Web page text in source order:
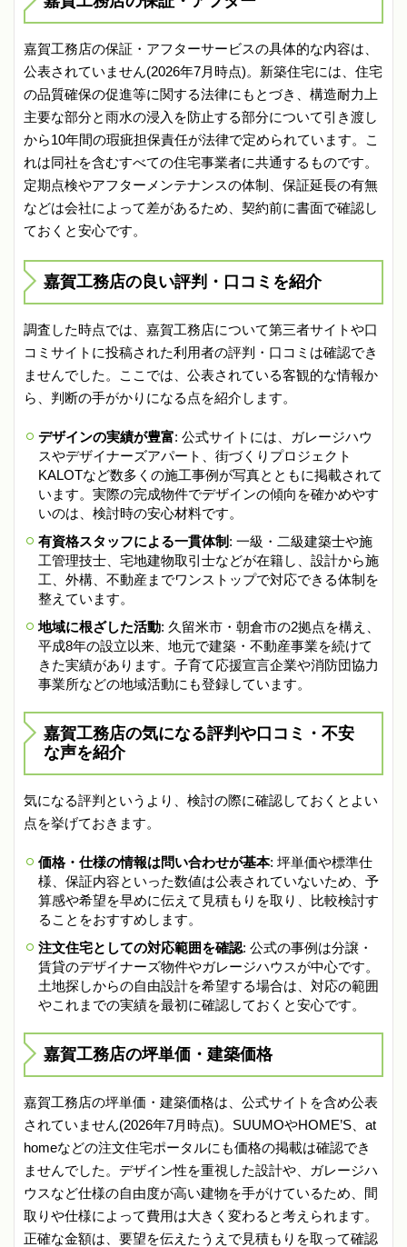
嘉賀工務店の保証・アフターサービスの具体的な内容は、
公表されていません(2026年7月時点)。新築住宅には、住宅
の品質確保の促進等に関する法律にもとづき、構造耐力上
主要な部分と雨水の浸入を防止する部分について引き渡し
から10年間の瑕疵担保責任が法律で定められています。こ
れは同社を含むすべての住宅事業者に共通するものです。
定期点検やアフターメンテナンスの体制、保証延長の有無
などは会社によって差があるため、契約前に書面で確認し
ておくと安心です。
嘉賀工務店の良い評判・口コミを紹介
調査した時点では、嘉賀工務店について第三者サイトや口
コミサイトに投稿された利用者の評判・口コミは確認でき
ませんでした。ここでは、公表されている客観的な情報か
ら、判断の手がかりになる点を紹介します。
デザインの実績が豊富: 公式サイトには、ガレージハウ
スやデザイナーズアパート、街づくりプロジェクト
KALOTなど数多くの施工事例が写真とともに掲載されて
います。実際の完成物件でデザインの傾向を確かめやす
いのは、検討時の安心材料です。
有資格スタッフによる一貫体制 : 一級・二級建築士や施
工管理技士、宅地建物取引士などが在籍し、設計から施
工、外構、不動産までワンストップで対応できる体制を
整えています。
地域に根ざした活動: 久留米市・朝倉市の2拠点を構え、
平成8年の設立以来、地元で建築・不動産事業を続けて
きた実績があります。子育て応援宣言企業や消防団協力
事業所などの地域活動にも登録しています。
嘉賀工務店の気になる評判や口コミ・不安
な声を紹介
気になる評判というより、検討の際に確認しておくとよい
点を挙げておきます。
価格・仕様の情報は問い合わせが基本: 坪単価や標準仕
様、保証内容といった数値は公表されていないため、予
算感や希望を早めに伝えて見積もりを取り、比較検討す
ることをおすすめします。
注文住宅としての対応範囲を確認: 公式の事例は分譲・
賃貸のデザイナーズ物件やガレージハウスが中心です。
土地探しからの自由設計を希望する場合は、対応の範囲
やこれまでの実績を最初に確認しておくと安心です。
嘉賀工務店の坪単価・建築価格
嘉賀工務店の坪単価・建築価格は、公式サイトを含め公表
されていません(2026年7月時点)。SUUMOやHOME’S、at
homeなどの注文住宅ポータルにも価格の掲載は確認でき
ませんでした。デザイン性を重視した設計や、ガレージハ
ウスなど仕様の自由度が高い建物を手がけているため、間
取りや仕様によって費用は大きく変わると考えられます。
正確な金額は、要望を伝えたうえで見積もりを取って確認